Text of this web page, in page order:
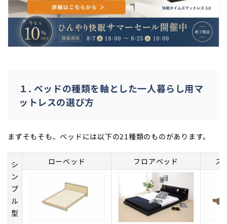
１. ベッドの種類を軸とした一人暮らし用マ
ットレスの選び方
まずそもそも、ベッドには以下の21種類のものがあります。
シ
ン
プ
ル
型
ローベッド フロアベッド ス